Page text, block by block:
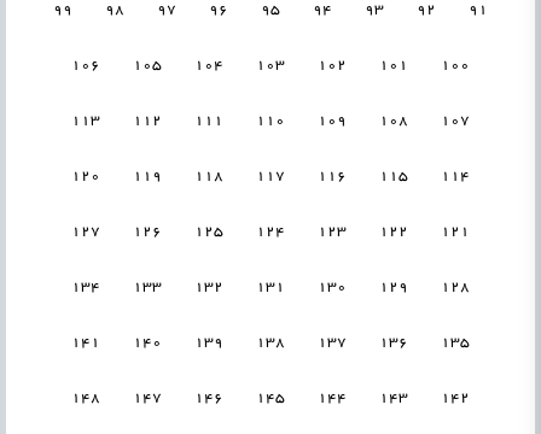
91
92
93
94
95
96
97
98
99
100
101
102
103
104
105
106
107
108
109
110
111
112
113
114
115
116
117
118
119
120
121
122
123
124
125
126
127
128
129
130
131
132
133
134
135
136
137
138
139
140
141
142
143
144
145
146
147
148